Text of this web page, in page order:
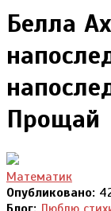
Белла
Прощай
Математик
Опубликовано: